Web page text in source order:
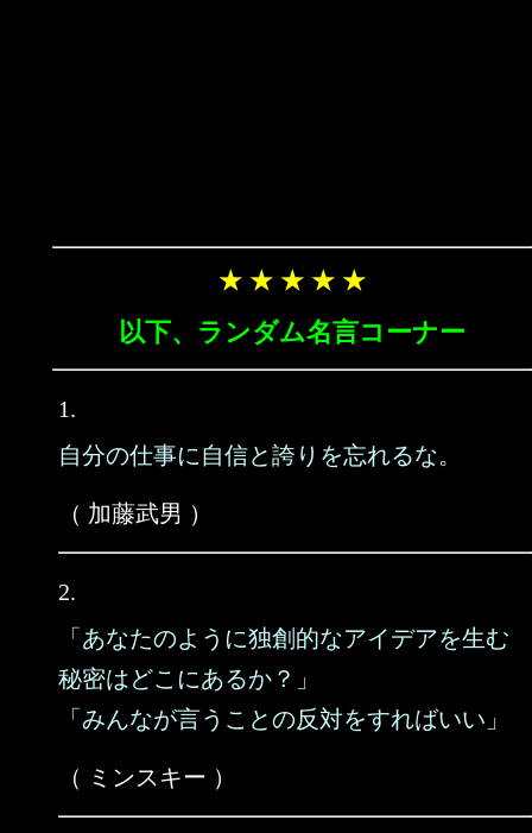
★ ★ ★ ★ ★
以下、ランダム名言コーナー
1.
自分の仕事に自信と誇りを忘れるな。
（ 加藤武男 ）
2.
「あなたのように独創的なアイデアを生む
秘密はどこにあるか？」
「みんなが言うことの反対をすればいい」
（ ミンスキー ）